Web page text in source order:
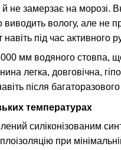
й не замерзає на морозі.
вологу, але не
під час активного
мм водяного стовпа,
легка, довговічна,
після
температурах
силіконізованим
при